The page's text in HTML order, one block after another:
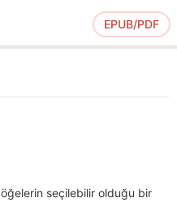
EPUB/PDF
seçilebilir olduğu bir